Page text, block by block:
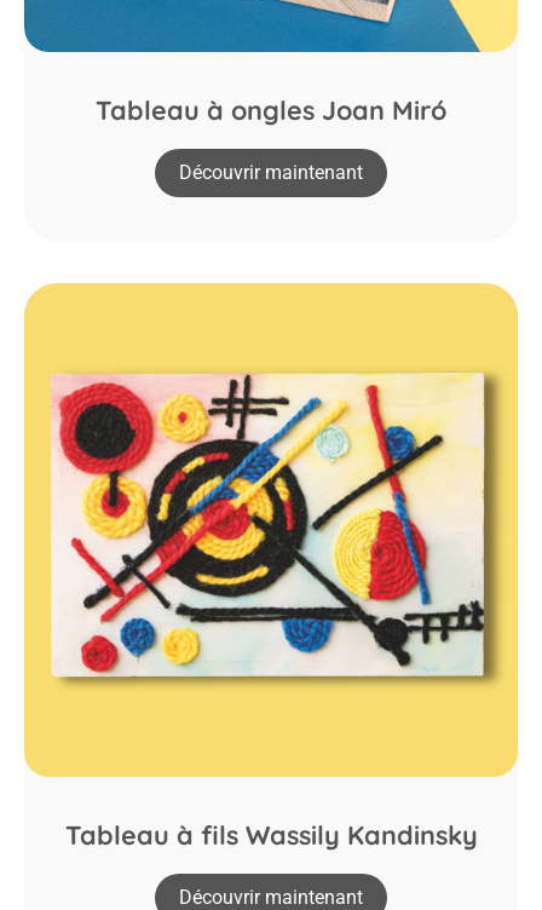
Tableau à ongles Joan Miró
Découvrir maintenant
Tableau à fils Wassily Kandinsky
Découvrir maintenant